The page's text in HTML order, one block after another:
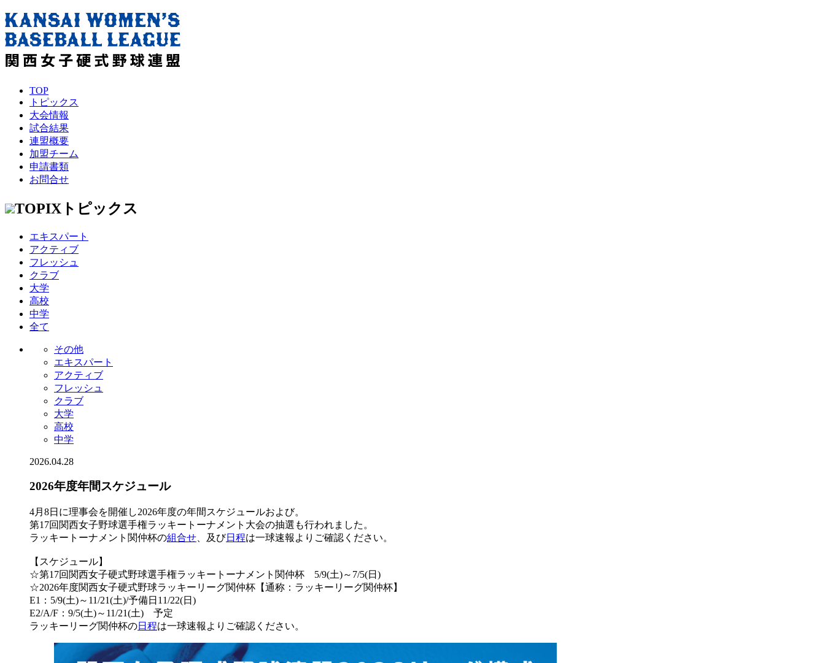
TOP
トピックス
大会情報
試合結果
連盟概要
加盟チーム
申請書類
お問合せ
TOPIX トピックス
エキスパート
アクティブ
フレッシュ
クラブ
大学
高校
中学
全て
その他
エキスパート
アクティブ
フレッシュ
クラブ
大学
高校
中学
2026.04.28
2026年度年間スケジュール
4月8日に理事会を開催し2026年度の年間スケジュールおよび。
第17回関西女子野球選手権ラッキートーナメント大会の抽選も行われました。
ラッキートーナメント関仲杯の組合せ 、及び日程は一球速報よりご確認ください。
【スケジュール】
☆第17回関西女子硬式野球選手権ラッキートーナメント関仲杯 5/9(土)～7/5(日)
☆2026年度関西女子硬式野球ラッキーリーグ関仲杯【通称：ラッキーリーグ関仲杯】
E1：5/9(土)～11/21(土)/予備日11/22(日)
E2/A/F：9/5(土)～11/21(土) 予定
ラッキーリーグ関仲杯の日程は一球速報よりご確認ください。